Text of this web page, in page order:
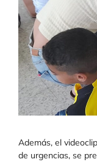
Además, el
de urgencias, se